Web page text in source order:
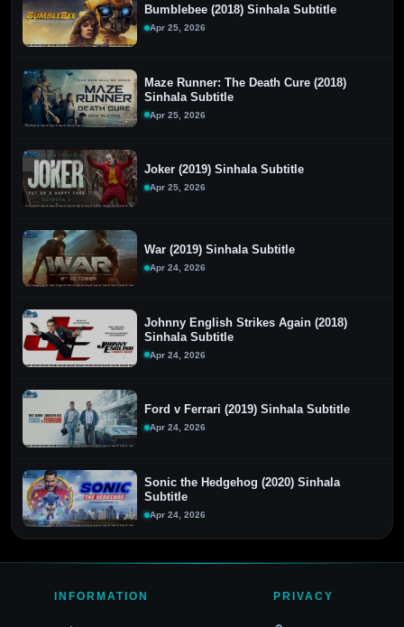
Bumblebee (2018) Sinhala Subtitle
Apr 25, 2026
Maze Runner: The Death Cure (2018)
Sinhala Subtitle
Apr 25, 2026
Joker (2019) Sinhala Subtitle
Apr 25, 2026
War (2019) Sinhala Subtitle
Apr 24, 2026
Johnny English Strikes Again (2018)
Sinhala Subtitle
Apr 24, 2026
Ford v Ferrari (2019) Sinhala Subtitle
Apr 24, 2026
Sonic the Hedgehog (2020) Sinhala
Subtitle
Apr 24, 2026
INFORMATION PRIVACY